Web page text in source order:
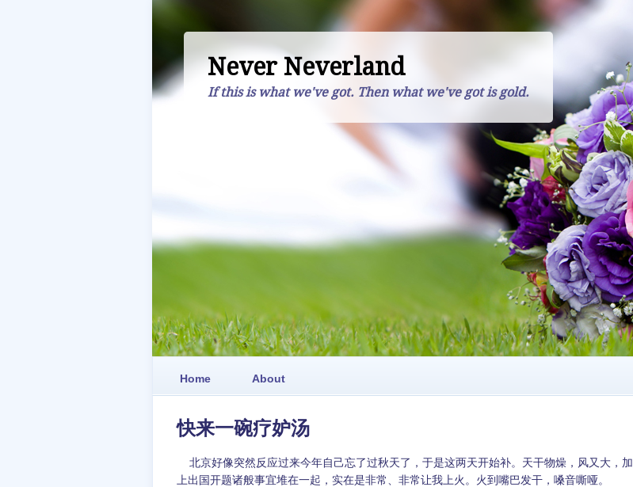
Never Neverland
If this is what we've got. Then what we've got is gold.
Home About
快来一碗疗妒汤
北京好像突然反应过来今年自己忘了过秋天了，于是这两天开始补。天干物燥，风又大，加
上出国开题诸般事宜堆在一起，实在是非常、非常让我上火。火到嘴巴发干，嗓音嘶哑。